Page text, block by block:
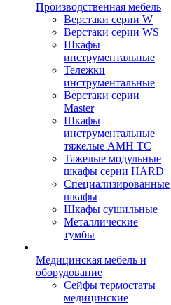
Производственная мебель
Верстаки серии W
Верстаки серии WS
Шкафы
инструментальные
Тележки
инструментальные
Верстаки серии
Master
Шкафы
инструментальные
тяжелые AMH TC
Тяжелые модульные
шкафы серии HARD
Cпециализированные
шкафы
Шкафы сушильные
Металлические
тумбы
Медицинская мебель и
оборудование
Сейфы термостаты
медицинские